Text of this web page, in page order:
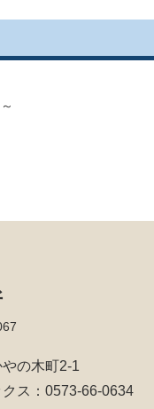
の木町2-1
クス：0573-66-0634